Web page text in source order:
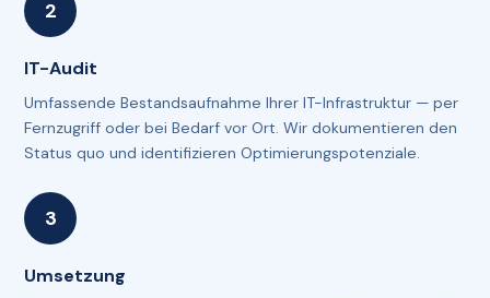
IT-Audit
Umfassende Bestandsaufnahme Ihrer IT-Infrastruktur — per
Fernzugriff oder bei Bedarf vor Ort. Wir dokumentieren den
Status quo und identifizieren Optimierungspotenziale.
Umsetzung